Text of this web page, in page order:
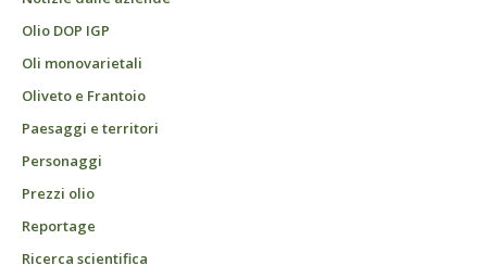
Olio DOP IGP
Oli monovarietali
Oliveto e Frantoio
Paesaggi e territori
Personaggi
Prezzi olio
Reportage
Ricerca scientifica